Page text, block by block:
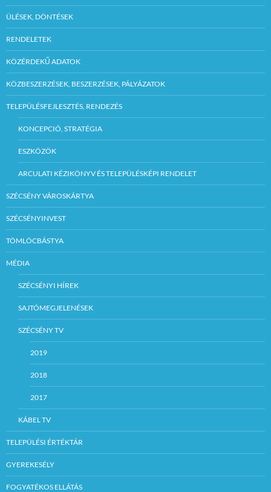
ÜLÉSEK, DÖNTÉSEK
RENDELETEK
KÖZÉRDEKŰ ADATOK
KÖZBESZERZÉSEK, BESZERZÉSEK, PÁLYÁZATOK
TELEPÜLÉSFEJLESZTÉS, RENDEZÉS
KONCEPCIÓ, STRATÉGIA
ESZKÖZÖK
ARCULATI KÉZIKÖNYV ÉS TELEPÜLÉSKÉPI RENDELET
SZÉCSÉNY VÁROSKÁRTYA
SZÉCSÉNYINVEST
TÖMLÖCBÁSTYA
MÉDIA
SZÉCSÉNYI HÍREK
SAJTÓMEGJELENÉSEK
SZÉCSÉNY TV
2019
2018
2017
KÁBEL TV
TELEPÜLÉSI ÉRTÉKTÁR
GYEREKESÉLY
FOGYATÉKOS ELLÁTÁS